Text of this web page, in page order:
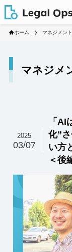
ホーム マネジメント
マネジメ
「
化”
い方
＜後
2025
03/07